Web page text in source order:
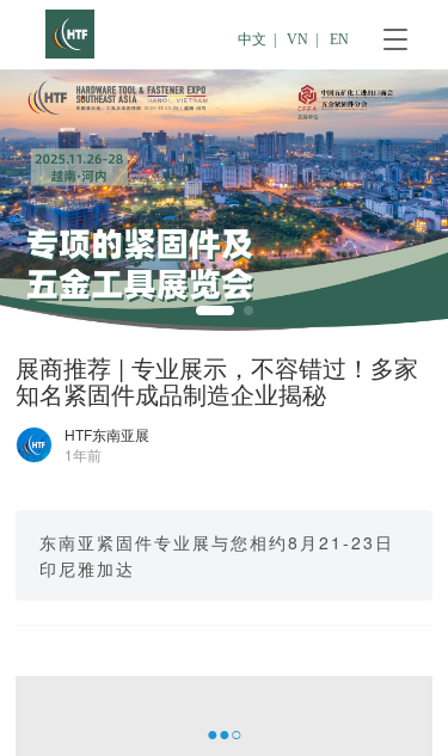
T
g
g
l
e
n
a
v
i
g
t
o
中文  | VN  | EN
展商推荐 | 专业展示，不容错过！多家
知名紧固件成品制造企业揭秘
HTF东南亚展
1年前
东南亚紧固件专业展与您相约8月21-23日
印尼雅加达
●●○